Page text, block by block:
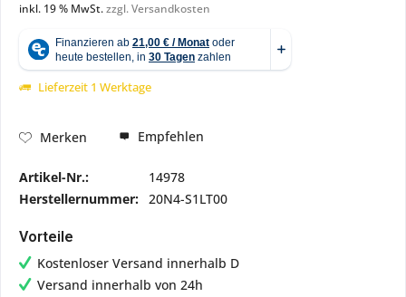
inkl. 19 % MwSt.zzgl. Versandkosten
Lieferzeit 1 Werktage
Merken Empfehlen
Artikel-Nr.:
14978
Herstellernummer: 20N4-S1LT00
Vorteile
Kostenloser Versand innerhalb D
Versand innerhalb von 24h